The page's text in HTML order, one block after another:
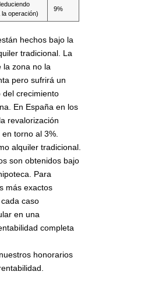
operación)
9%
hechos bajo la
tradicional. La
la zona no la
pero sufrirá un
del crecimiento
En España en los
revalorización
torno al 3%.
alquiler tradicional.
son obtenidos bajo
Para
más exactos
caso
en una
completa
honorarios